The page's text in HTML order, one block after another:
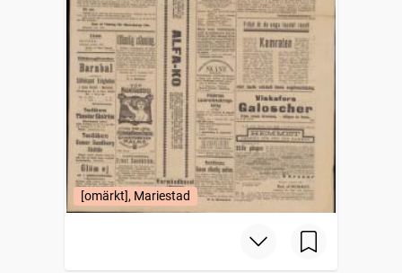
[omärkt], Mariestad